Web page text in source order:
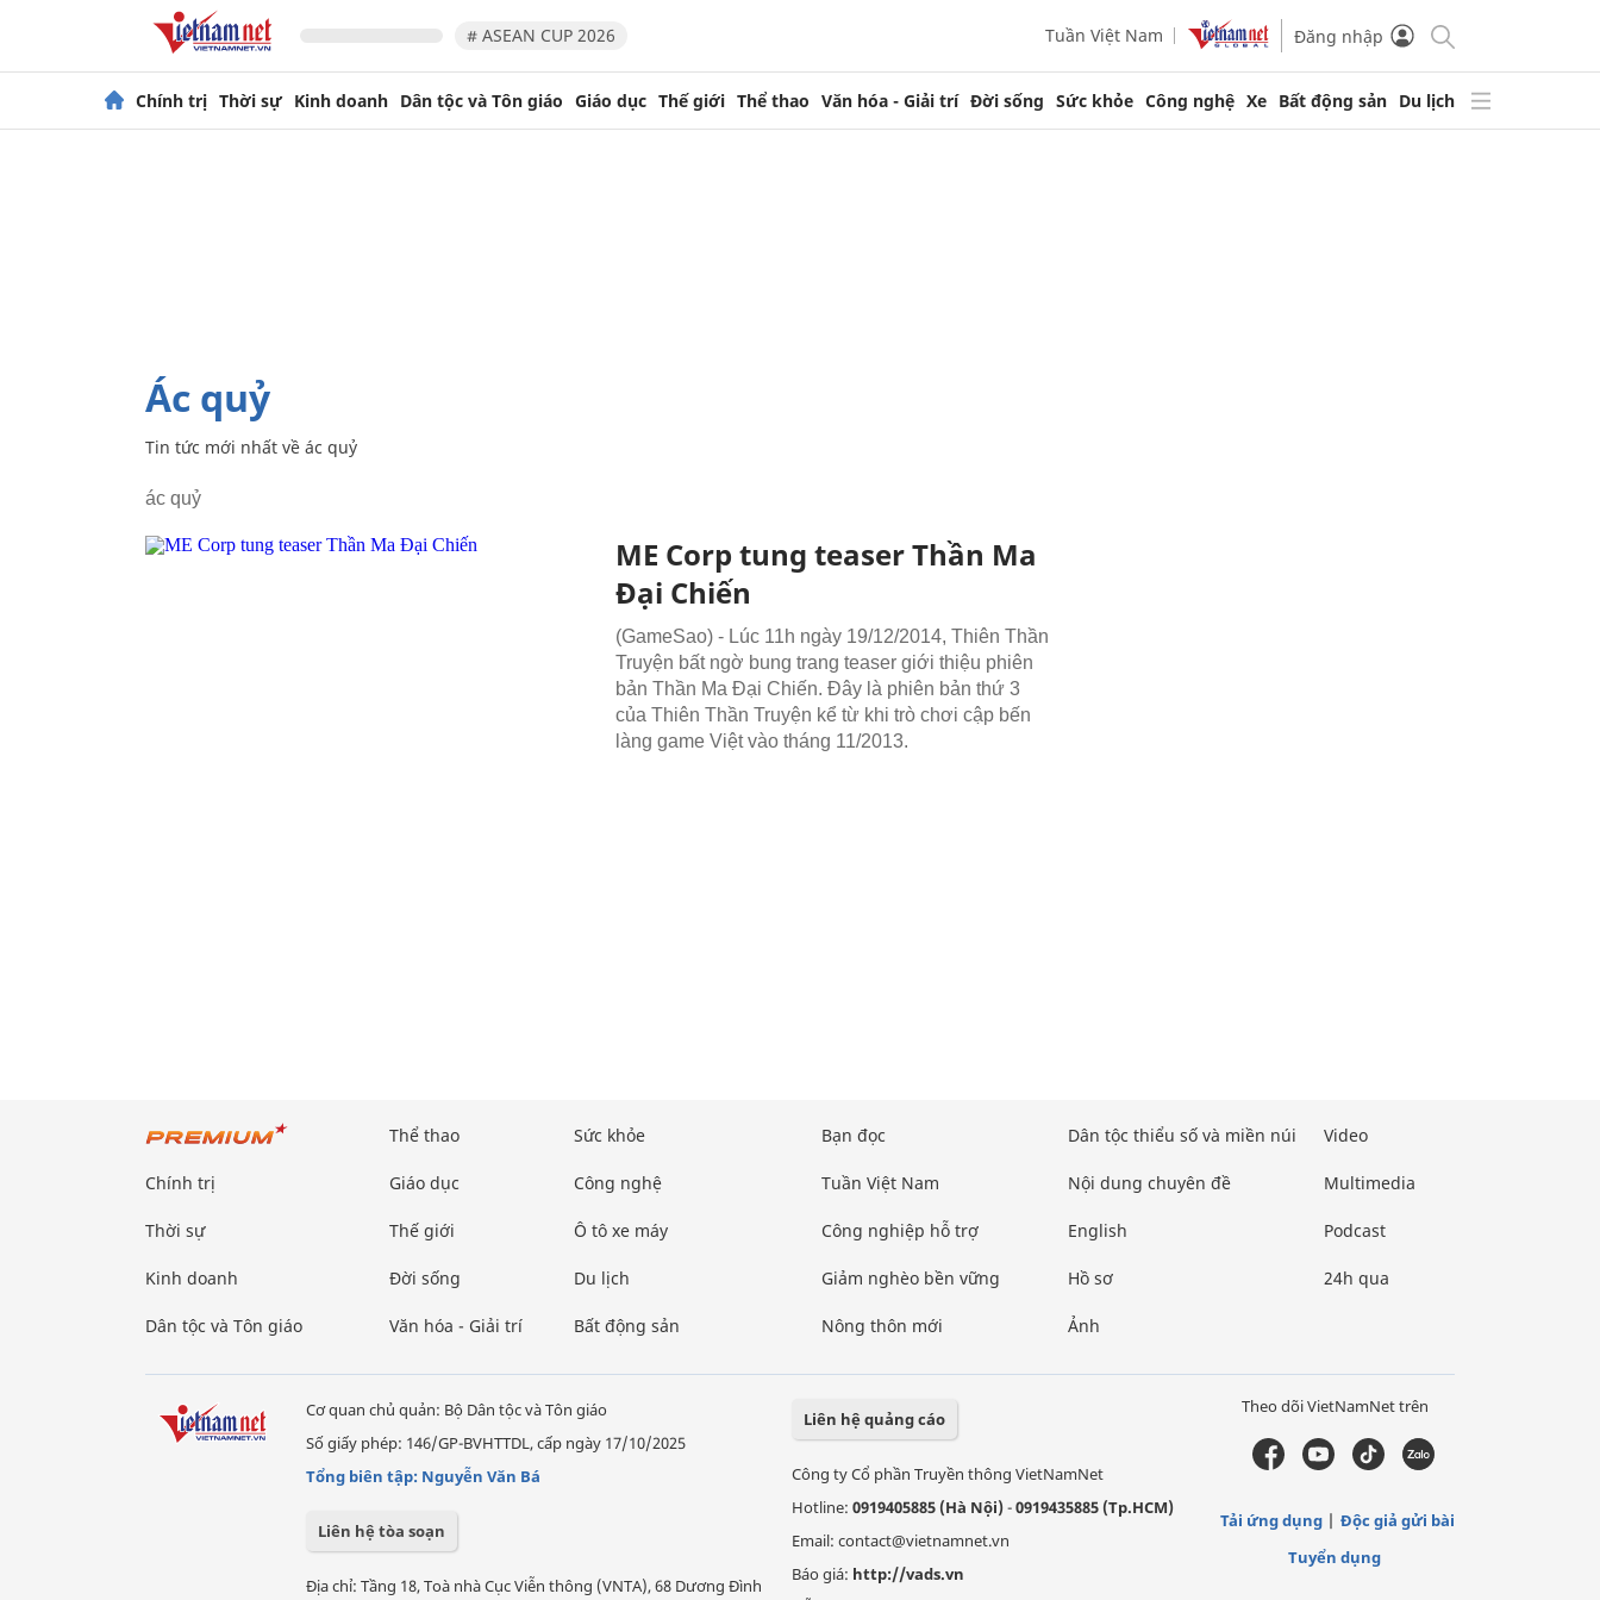
# ASEAN CUP 2026 Tuần Việt Nam Đăng nhập
Chính trị Thời sự Kinh doanh Dân tộc và Tôn giáo Giáo dục Thế giới Thể thao Văn hóa - Giải trí Đời sống Sức khỏe Công nghệ Xe Bất động sản Du lịch
ác quỷ
Tin tức mới nhất về ác quỷ
ác quỷ
ME Corp tung teaser Thần Ma
Đại Chiến
(GameSao) - Lúc 11h ngày 19/12/2014, Thiên Thần
Truyện bất ngờ bung trang teaser giới thiệu phiên
bản Thần Ma Đại Chiến. Đây là phiên bản thứ 3
của Thiên Thần Truyện kể từ khi trò chơi cập bến
làng game Việt vào tháng 11/2013.
Chính trị
Thời sự
Kinh doanh
Dân tộc và Tôn giáo
Thể thao
Giáo dục
Thế giới
Đời sống
Văn hóa - Giải trí
Sức khỏe
Công nghệ
Ô tô xe máy
Du lịch
Bất động sản
Bạn đọc
Tuần Việt Nam
Công nghiệp hỗ trợ
Giảm nghèo bền vững
Nông thôn mới
Dân tộc thiểu số và miền núi
Nội dung chuyên đề
English
Hồ sơ
Ảnh
Video
Multimedia
Podcast
24h qua
Cơ quan chủ quản: Bộ Dân tộc và Tôn giáo
Số giấy phép: 146/GP-BVHTTDL, cấp ngày 17/10/2025
Tổng biên tập: Nguyễn Văn Bá
Liên hệ tòa soạn
Địa chỉ: Tầng 18, Toà nhà Cục Viễn thông (VNTA), 68 Dương Đình
Liên hệ quảng cáo
Công ty Cổ phần Truyền thông VietNamNet
Hotline: 0919405885 (Hà Nội)-0919435885 (Tp.HCM)
Email: contact@vietnamnet.vn
Báo giá: http://vads.vn
Theo dõi VietNamNet trên
Tải ứng dụng
Độc giả gửi bài
Tuyển dụng